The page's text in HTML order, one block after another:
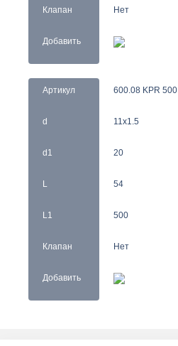
Клапан
Добавить
Нет
Артикул
d
d1
L
L1
Клапан
Добавить
600.08 KPR 500
11x1.5
20
54
500
Нет